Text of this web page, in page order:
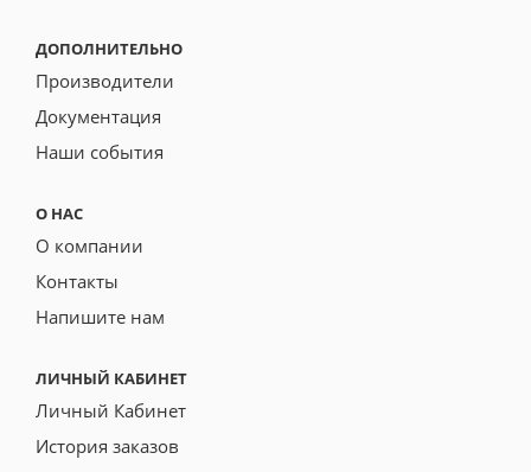
ДОПОЛНИТЕЛЬНО
Производители
Документация
Наши события
О НАС
О компании
Контакты
Напишите нам
ЛИЧНЫЙ КАБИНЕТ
Личный Кабинет
История заказов